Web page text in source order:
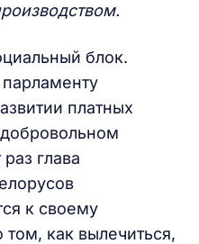
блок.
платных
глава
к своему
как вылечиться,